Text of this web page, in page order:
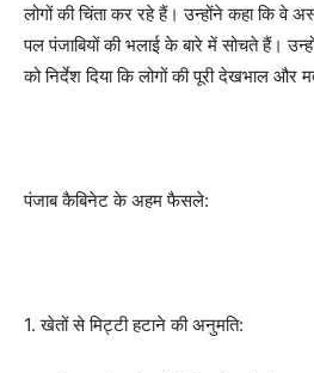
लोगों की चिंता कर रहे हैं। उन्होंने कहा कि वे
पल पंजाबियों की भलाई के बारे में सोचते हैं।
को निर्देश दिया कि लोगों की पूरी देखभाल और
पंजाब कैबिनेट के अहम फैसले:
1. खेतों से मिट्टी हटाने की अनुमति: